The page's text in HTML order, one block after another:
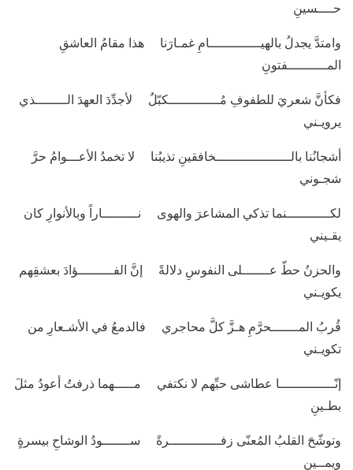
حــــسينِ
وامتدَّ يجدلُ بالهيـــــــــــــامِ غمـارَنا هذا مقامُ العاشقِ
المــــــــــفتونِ
فكأنَّ شعريَ للطفوفِ مُـــــــــــــكبّلٌ لأجدِّدَ العهدَ الــــــــذي
يرويـني
أشجانُنا بالـــــــــــــــــــخافقينِ تذيبُنا لا تخمدُ الأعـــوامُ حرَّ
شجـوني
لكـــــــــــنما تذكي المشاعرَ والهوى نـــــــــاراً وبالأنوارِ كان
يقـيني
والحزنُ حطّ عـــــــلى النفوسِ دلالةً إنَّ الفـــــــــؤادَ بعشقِهم
يكويـني
قُربُ المـــــــحرَّمِ هـزَّ كلَّ محاجري فالدمعُ في الأشـعارِ من
تكويـني
إنّــــــــــــــا عطاشى حبِّهم لا نكتفي مـــــهما ذرفتُ أعودُ مثلَ
بطـينِ
وتوشّحَ القلبُ المُعنّى زفـــــــــــــرةً ســـــــودُ الوشاحِ بيسرةٍ
ويمــينِ